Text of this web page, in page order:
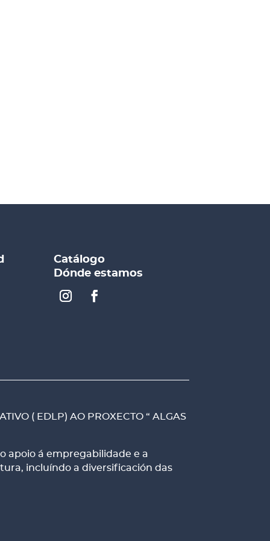
Catálogo
Dónde estamos
( EDLP) AO PROXECTO “ ALGAS
apoio á empregabilidade e a
incluíndo a diversificación das